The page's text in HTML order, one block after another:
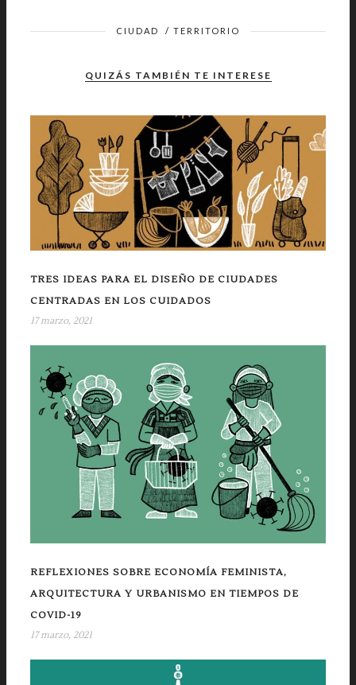
CIUDAD / TERRITORIO
QUIZÁS TAMBIÉN TE INTERESE
TRES IDEAS PARA EL DISEÑO DE CIUDADES
CENTRADAS EN LOS CUIDADOS
17 marzo, 2021
REFLEXIONES SOBRE ECONOMÍA FEMINISTA,
ARQUITECTURA Y URBANISMO EN TIEMPOS DE
COVID-19
17 marzo, 2021